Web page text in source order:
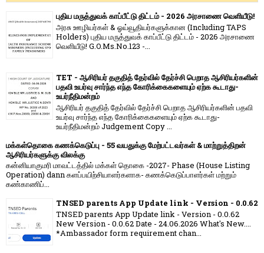
புதிய மருத்துவக் காப்பீட்டு திட்டம் - 2026 அரசாணை வெளியீடு!
அரசு ஊழியர்கள் & ஓய்வூதியர்களுக்கான (Including TAPS
Holders) புதிய மருத்துவக் காப்பீட்டு திட்டம் - 2026 அரசாணை
வெளியீடு! G.O.Ms.No.123 -...
TET - ஆசிரியர் தகுதித் தேர்வில் தேர்ச்சி பெறாத ஆசிரியர்களின்
பதவி உயர்வு சார்ந்த எந்த கோரிக்கைகளையும் ஏற்க கூடாது-
உயர்நீதிமன்றம்
ஆசிரியர் தகுதித் தேர்வில் தேர்ச்சி பெறாத ஆசிரியர்களின் பதவி
உயர்வு சார்ந்த எந்த கோரிக்கைகளையும் ஏற்க கூடாது-
உயர்நீதிமன்றம் Judgement Copy ...
மக்கள்தொகை கணக்கெடுப்பு - 55 வயதுக்கு மேற்பட்டவர்கள் & மாற்றுத்திறன்
ஆசிரியர்களுக்கு விலக்கு
கன்னியாகுமரி மாவட்டத்தில் மக்கள் தொகை -2027- Phase (House Listing
Operation) dann களப்பயிற்சியாளர்களாக- கணக்கெடுப்பாளர்கள் மற்றும்
கண்காணிப்...
TNSED parents App Update link - Version - 0.0.62
TNSED parents App Update link - Version - 0.0.62
New Version - 0.0.62 Date - 24.06.2026 What's New....
*Ambassador form requirement chan...